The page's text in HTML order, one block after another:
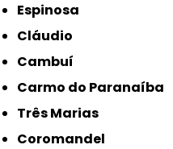
Espinosa
Cláudio
Cambuí
Carmo do Paranaíba
Três Marias
Coromandel